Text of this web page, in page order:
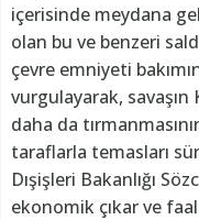
içerisinde meydana
olan bu ve benzeri
çevre emniyeti
vurgulayarak, savaşın
daha da
taraflarla temasları
Dışişleri Bakanlığı
ekonomik çıkar ve